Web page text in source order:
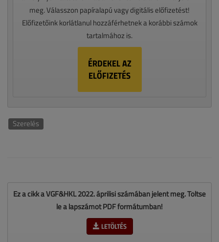
meg. Válasszon papíralapú vagy digitális előfizetést!
Előfizetőink korlátlanul hozzáférhetnek a korábbi számok
tartalmához is.
ÉRDEKEL AZ
ELŐFIZETÉS
Szerelés
Ez a cikk a VGF&HKL 2022. áprilisi számában jelent meg. Töltse
le a lapszámot PDF formátumban!
LETÖLTÉS